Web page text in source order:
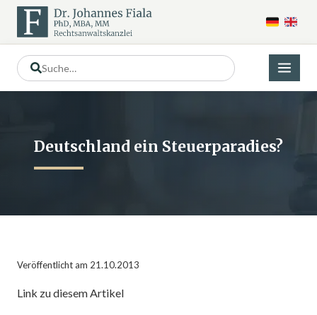
Deutschland ein Steuerparadies?
Veröffentlicht am 21.10.2013
Link zu diesem Artikel